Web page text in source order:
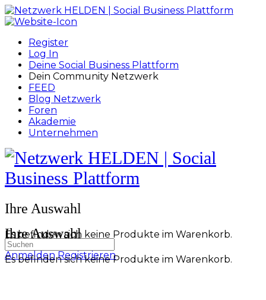
Toggle
Side
Register
Log In
Deine Social Business Plattform
Dein Community Netzwerk
FEED
Blog Netzwerk
Foren
Akademie
Unternehmen
Toggle
Side
Panel
More
options
Ihre Auswahl
Es befinden sich keine Produkte im Warenkorb.
Anmelden Registrieren
Ihre Auswahl
Es befinden sich keine Produkte im Warenkorb.
Suchen
nach: